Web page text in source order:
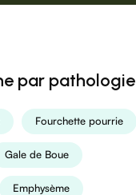
par pathologie
Fourchette pourrie
Gale de Boue
Emphysème